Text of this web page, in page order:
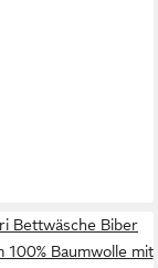
Bettwäsche Biber
100% Baumwolle mit